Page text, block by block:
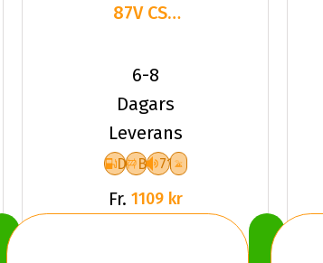
87V CST
ACP1 XL
Friktion
6-8
Dagars
Leverans
D B 71
Fr. 1109 kr